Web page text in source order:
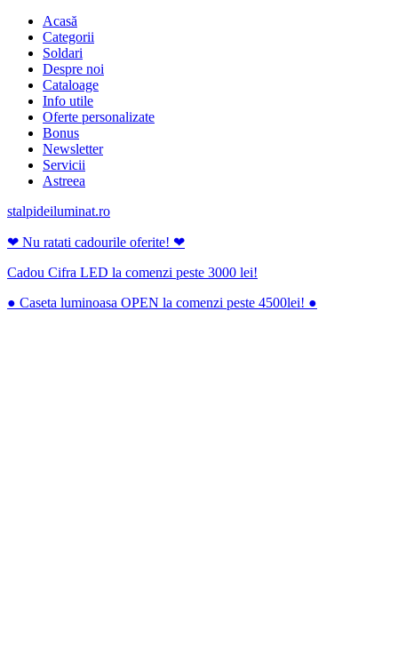
Acasă
Categorii
Soldari
Despre noi
Cataloage
Info utile
Oferte personalizate
Bonus
Newsletter
Servicii
Astreea
stalpideiluminat.ro
❤ Nu ratati cadourile oferite! ❤
Cadou Cifra LED la comenzi peste 3000 lei!
● Caseta luminoasa OPEN la comenzi peste 4500lei! ●